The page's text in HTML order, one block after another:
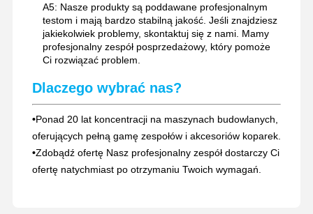
A5: Nasze produkty są poddawane profesjonalnym
testom i mają bardzo stabilną jakość. Jeśli znajdziesz
jakiekolwiek problemy, skontaktuj się z nami. Mamy
profesjonalny zespół posprzedażowy, który pomoże
Ci rozwiązać problem.
Dlaczego wybrać nas?
•Ponad 20 lat koncentracji na maszynach budowlanych,
oferujących pełną gamę zespołów i akcesoriów koparek.
•Zdobądź ofertę Nasz profesjonalny zespół dostarczy Ci
ofertę natychmiast po otrzymaniu Twoich wymagań.